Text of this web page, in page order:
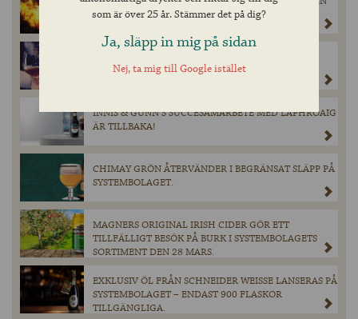
WHISKEYHISTORIA VÄRD ATT MINNAS
SPORTBAR
INNIS & GUNN’S SUCCÉSAMARBETE MED LAPHROAIG
ÄR TILLBAKA!
CHIMAY GRÖN ÅTERVÄNDER I BEGRÄNSAT SLÄPP PÅ
SYSTEMBOLAGET.
MAGNERS ORIGINAL IRISH CIDER GÖR ETT
TILLFÄLLIGT BESÖK PÅ BURK I SYSTEMBOLAGETS
SORTIMENT DEN 28 MARS.
EXKLUSIV ÖL FRÅN SCHNEIDER WEISSE LANSERAS PÅ
SYSTEMBOLAGET – ENDAST 900 FLASKOR
TILLGÄNGLIGA.
som är över 25 år. Stämmer det på dig?
Ja, släpp in mig på sidan
Nej, ta mig till Google istället